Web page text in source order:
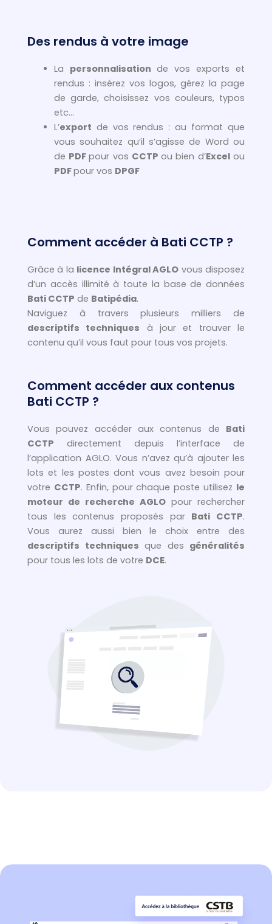
Des rendus à votre image
La personnalisation de vos exports et
rendus : insérez vos logos, gérez la page
de garde, choisissez vos couleurs, typos
etc…
L’export de vos rendus : au format que
vous souhaitez qu’il s’agisse de Word ou
de PDFpour vos CCTPou bien d’Excelou
PDFpour vos DPGF
Comment accéder à Bati CCTP ?
Grâce à la licence Intégral AGLO vous disposez
d’un accès illimité à toute la base de données
Bati CCTP de Batipédia.
Naviguez à travers plusieurs milliers de
descriptifs techniques à jour et trouver le
contenu qu’il vous faut pour tous vos projets.
Comment accéder aux contenus
Bati CCTP ?
Vous pouvez accéder aux contenus de Bati
CCTP directement depuis l’interface de
l’application AGLO. Vous n’avez qu’à ajouter les
lots et les postes dont vous avez besoin pour
votre CCTP. Enfin, pour chaque poste utilisez le
moteur de recherche AGLO pour rechercher
tous les contenus proposés par Bati CCTP.
Vous aurez aussi bien le choix entre des
descriptifs techniques que des généralités
pour tous les lots de votre DCE.